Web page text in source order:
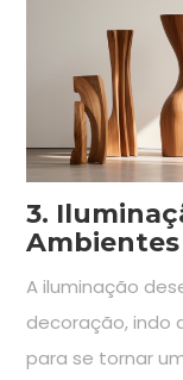
3.
A iluminação
decoração, indo
para se tornar